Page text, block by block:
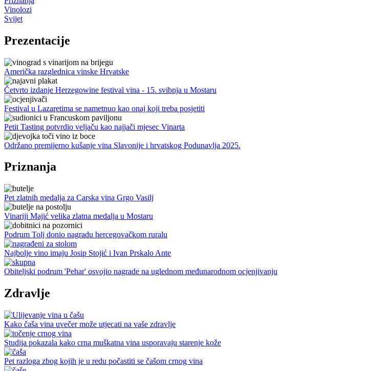
Vinolozi
Svijet
Prezentacije
Američka razglednica vinske Hrvatske
Četvrto izdanje Herzegowine festival vina - 15. svibnja u Mostaru
Festival u Lazaretima se nametnuo kao onaj koji treba posjetiti
Petit Tasting potvrdio veljaču kao najjači mjesec Vinarta
Održano premijerno kušanje vina Slavonije i hrvatskog Podunavlja 2025.
Priznanja
Pet zlatnih medalja za Carska vina Grgo Vasilj
Vinariji Majić velika zlatna medalja u Mostaru
Podrum Tolj donio nagradu hercegovačkom ruralu
Najbolje vino imaju Josip Stojić i Ivan Prskalo Ante
Obiteljski podrum 'Pehar' osvojio nagrade na uglednom međunarodnom ocjenjivanju
Zdravlje
Kako čaša vina uvečer može utjecati na vaše zdravlje
Studija pokazala kako crna muškatna vina usporavaju starenje kože
Pet razloga zbog kojih je u redu počastiti se čašom crnog vina